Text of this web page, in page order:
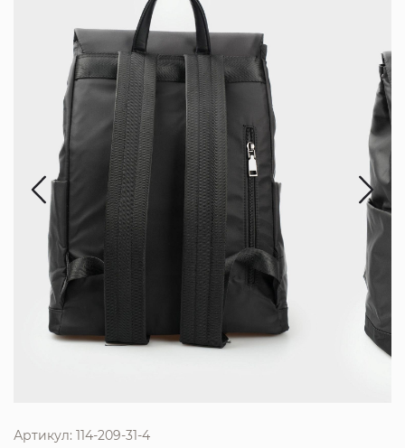
Артикул: 114-209-31-4